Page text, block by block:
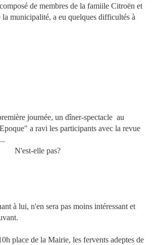
de membres de la famiile Citroën et
la municipalité, a eu quelques difficultés à
journée, un dîner-spectacle au
a ravi les participants avec la revue
pas?
à lui, n'en sera pas moins intéressant et
place de la Mairie, les fervents adeptes de